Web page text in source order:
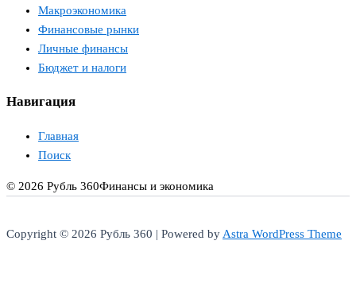
Макроэкономика
Финансовые рынки
Личные финансы
Бюджет и налоги
Навигация
Главная
Поиск
© 2026 Рубль 360Финансы и экономика
Copyright © 2026 Рубль 360 | Powered by Astra WordPress Theme